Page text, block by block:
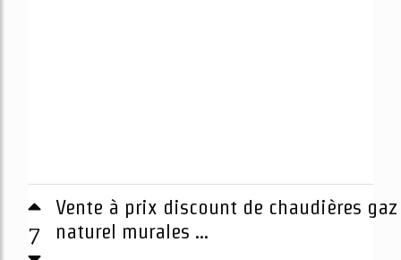
7
Vente à prix discount de chaudières gaz
naturel murales ...